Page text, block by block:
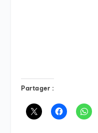
Partager :